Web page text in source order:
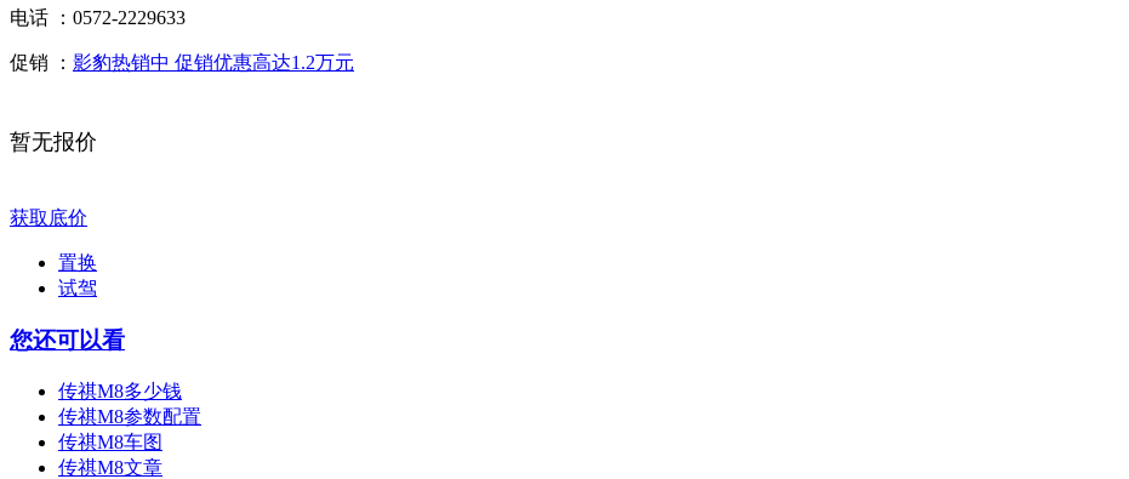
电话 ： 0572-2229633
促销 ： 影豹热销中 促销优惠高达1.2万元
暂无报价
获取底价
置换
试驾
您还可以看
传祺M8多少钱
传祺M8参数配置
传祺M8车图
传祺M8文章